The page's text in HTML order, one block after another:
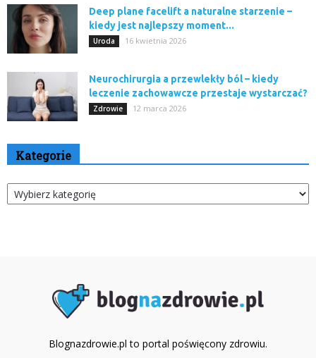
Deep plane facelift a naturalne starzenie –
kiedy jest najlepszy moment...
Uroda 16 kwietnia 2026
Neurochirurgia a przewlekły ból – kiedy
leczenie zachowawcze przestaje wystarczać?
Zdrowie 12 marca 2026
Kategorie
Kategorie
Blognazdrowie.pl to portal poświęcony zdrowiu.